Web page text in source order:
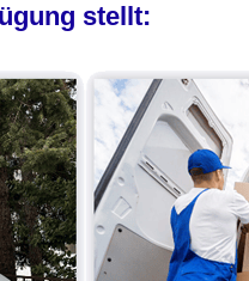
stellt: